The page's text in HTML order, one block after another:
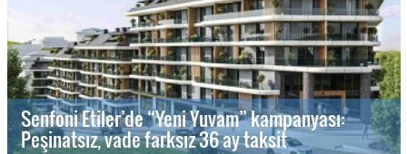
Senfoni Etiler’de “Yeni Yuvam” kampanyası:
Peşinatsız, vade farksız 36 ay taksit